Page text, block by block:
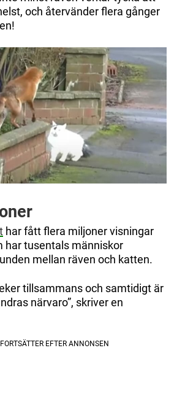
och återvänder flera gånger
har fått flera miljoner visningar
har tusentals människor
mellan räven och katten.
tillsammans och samtidigt är
närvaro”, skriver en